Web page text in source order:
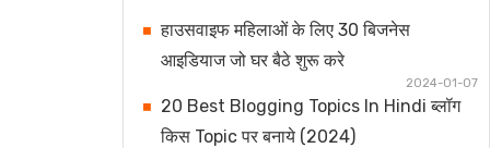
हाउसवाइफ महिलाओं के लिए 30 बिजनेस
आइडियाज जो घर बैठे शुरू करे
2024-01-07
20 Best Blogging Topics In Hindi ब्लॉग
किस Topic पर बनाये (2024)